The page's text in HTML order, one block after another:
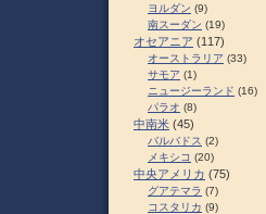
ヨルダン (9)
南スーダン (19)
オセアニア (117)
オーストラリア (33)
サモア (1)
ニュージーランド (16)
パラオ (8)
中南米 (45)
バルバドス (2)
メキシコ (20)
中央アメリカ (75)
グアテマラ (7)
コスタリカ (9)